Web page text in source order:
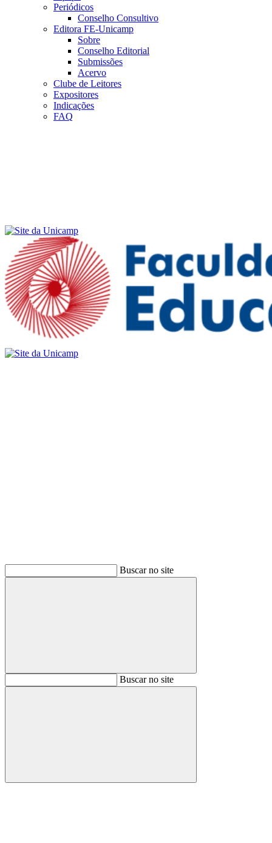
Periódicos
Conselho Consultivo
Editora FE-Unicamp
Sobre
Conselho Editorial
Submissões
Acervo
Clube de Leitores
Expositores
Indicações
FAQ
Buscar no site
BuscarBuscar no site
Buscar